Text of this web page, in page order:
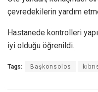
çevredekilerin yardım
Hastanede kontrolleri
iyi olduğu öğrenildi.
Tags: Başkonsolos